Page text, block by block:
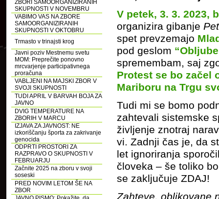
ZBORI SAMOORGANIZIRANIH
SKUPNOSTI V NOVEMBRU
VABIMO VAS NA ZBORE
SAMOORGANIZIRANIH
SKUPNOSTI V OKTOBRU
Trmasto v trinajsti krog
Javni poziv Mestnemu svetu
MOM: Preprečite ponovno
mrcvarjenje participativnega
proračuna
VABLJENI NA MAJSKI ZBOR V
SVOJI SKUPNOSTI
TUDI APRIL V BARVAH BOJA ZA
JAVNO
DVIG TEMPERATURE NA
ZBORIH V MARCU
IZJAVA ZA JAVNOST: NE
izkoriščanju športa za zakrivanje
genocida
ODPRTI PROSTORI ZA
RAZPRAVO O SKUPNOSTI V
FEBRUARJU
Začnite 2025 na zboru v svoji
soseski
PRED NOVIM LETOM ŠE NA
ZBOR
V petek, 3. 3. 2023,
organizira gibanje
spet prevzemajo
pod geslom “
spremembam, saj
Protest se bo začel
Mariboru na Trgu
Tudi mi se bomo
zahtevali sistemske
življenje znotraj
vi. Zadnji čas je, da
let ignoriranja
človeka – še toliko
se zaključuje ZDAJ!
Zahteve, oblikovane